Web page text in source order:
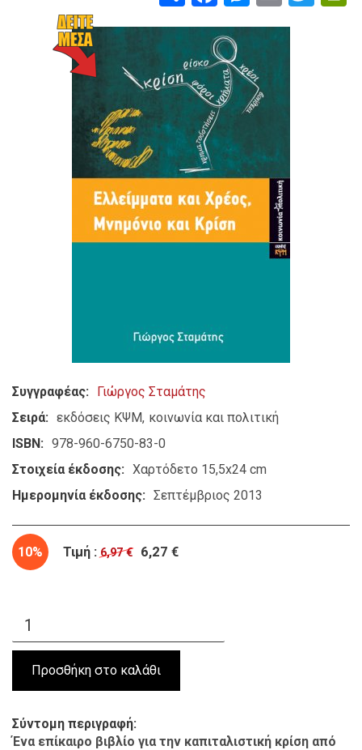
Συγγραφέας
Γιώργος Σταμάτης
Σειρά
εκδόσεις ΚΨΜ κοινωνία και πολιτική
ISBN
978-960-6750-83-0
Στοιχεία έκδοσης
Χαρτόδετο 15,5x24 cm
Ημερομηνία έκδοσης
Σεπτέμβριος 2013
10% Τιμή : 6,97 € 6,27 €
Σύντομη περιγραφή
Ένα επίκαιρο βιβλίο για την καπιταλιστική κρίση από